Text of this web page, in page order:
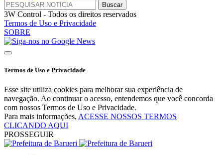
3W Control - Todos os direitos reservados
Termos de Uso e Privacidade
SOBRE
Termos de Uso e Privacidade
Esse site utiliza cookies para melhorar sua experiência de
navegação. Ao continuar o acesso, entendemos que você concorda
com nossos Termos de Uso e Privacidade.
Para mais informações, ACESSE NOSSOS TERMOS
CLICANDO AQUI
PROSSEGUIR